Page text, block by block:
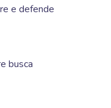
e defende
busca